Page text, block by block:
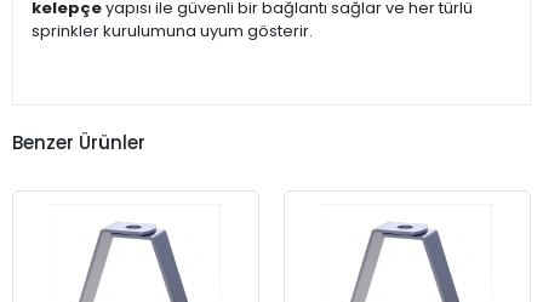
kelepçeyapısı ile güvenli bir bağlantı sağlar ve her türlü
sprinkler kurulumuna uyum gösterir.
Benzer Ürünler